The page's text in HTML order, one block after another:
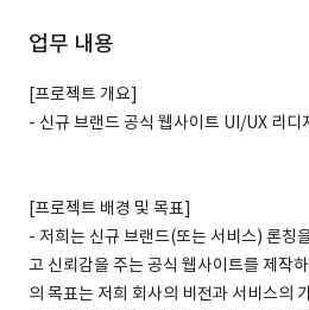
업무 내용
[프로젝트 개요]
- 신규 브랜드 공식 웹사이트 UI/UX 리디
[프로젝트 배경 및 목표]
- 저희는 신규 브랜드(또는 서비스) 론칭
고 신뢰감을 주는 공식 웹사이트를 제작
의 목표는 저희 회사의 비전과 서비스의